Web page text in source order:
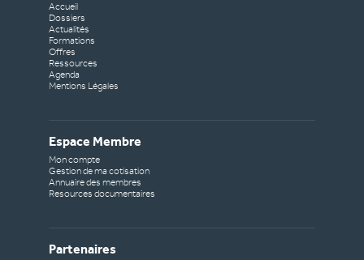
Accueil
Dossiers
Actualités
Formations
Offres
Ressources
Agenda
Mentions Légales
Espace Membre
Mon compte
Gestion de ma cotisation
Annuaire des membres
Resources documentaires
Partenaires